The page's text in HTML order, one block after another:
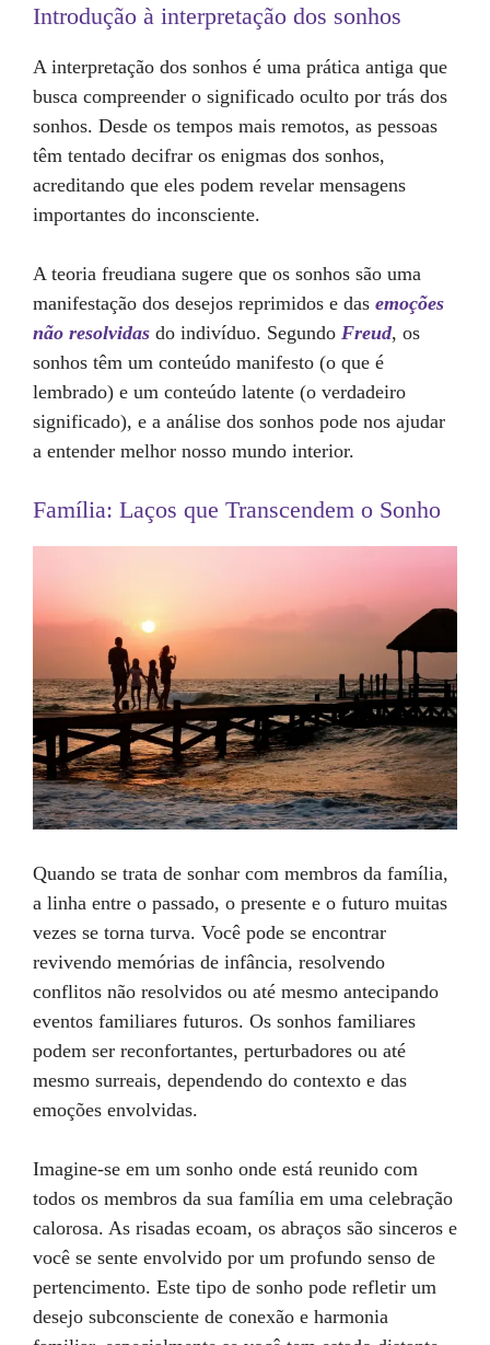
Introdução à interpretação dos sonhos
A interpretação dos sonhos é uma prática antiga que
busca compreender o significado oculto por trás dos
sonhos. Desde os tempos mais remotos, as pessoas
têm tentado decifrar os enigmas dos sonhos,
acreditando que eles podem revelar mensagens
importantes do inconsciente.
A teoria freudiana sugere que os sonhos são uma
manifestação dos desejos reprimidos e das emoções
não resolvidas do indivíduo. Segundo Freud, os
sonhos têm um conteúdo manifesto (o que é
lembrado) e um conteúdo latente (o verdadeiro
significado), e a análise dos sonhos pode nos ajudar
a entender melhor nosso mundo interior.
Família: Laços que Transcendem o Sonho
Quando se trata de sonhar com membros da família,
a linha entre o passado, o presente e o futuro muitas
vezes se torna turva. Você pode se encontrar
revivendo memórias de infância, resolvendo
conflitos não resolvidos ou até mesmo antecipando
eventos familiares futuros. Os sonhos familiares
podem ser reconfortantes, perturbadores ou até
mesmo surreais, dependendo do contexto e das
emoções envolvidas.
Imagine-se em um sonho onde está reunido com
todos os membros da sua família em uma celebração
calorosa. As risadas ecoam, os abraços são sinceros e
você se sente envolvido por um profundo senso de
pertencimento. Este tipo de sonho pode refletir um
desejo subconsciente de conexão e harmonia